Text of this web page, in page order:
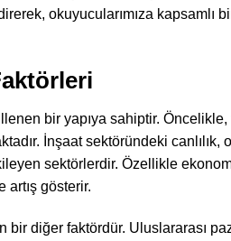
okuyucularımıza kapsamlı
bir yapıya sahiptir. Öncelikle,
İnşaat sektöründeki canlılık,
sektörlerdir. Özellikle
gösterir.
bir diğer faktördür. Uluslararası